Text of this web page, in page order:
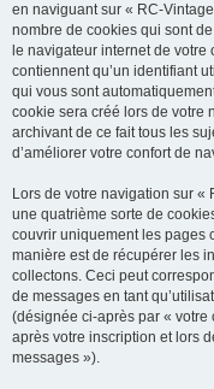
en naviguant sur « RC-
nombre de cookies qui sont
le navigateur internet de
contiennent qu’un identifiant
qui vous sont
cookie sera créé lors de votre
archivant de ce fait tous les
d’améliorer votre confort de
Lors de votre navigation sur
une quatrième sorte de
couvrir uniquement les pages
manière est de récupérer les
collectons. Ceci peut
de messages en tant
(désignée ci-après par «
après votre inscription et lors
messages »).